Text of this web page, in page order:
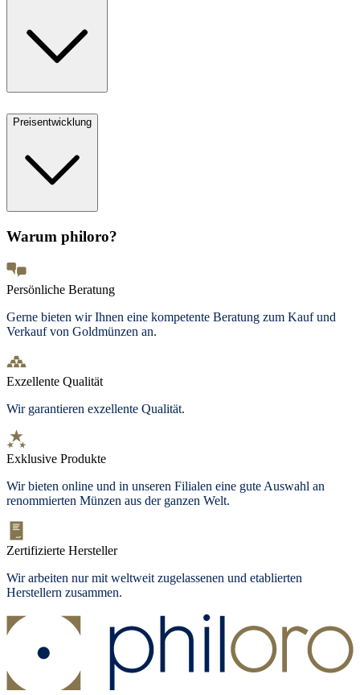
Preisentwicklung
Warum philoro?
Persönliche Beratung
Gerne bieten wir Ihnen eine kompetente Beratung zum Kauf und
Verkauf von Goldmünzen an.
Exzellente Qualität
Wir garantieren exzellente Qualität.
Exklusive Produkte
Wir bieten online und in unseren Filialen eine gute Auswahl an
renommierten Münzen aus der ganzen Welt.
Zertifizierte Hersteller
Wir arbeiten nur mit weltweit zugelassenen und etablierten
Herstellern zusammen.